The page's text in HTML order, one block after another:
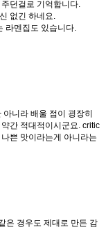
던걸로 기억합니다.
없긴 하네요.
라멘집도 있습니다.
니라 배울 점이 굉장히
간 적대적이시군요. critic
쁜 맛이라는게 아니라는
은 경우도 제대로 만든 감